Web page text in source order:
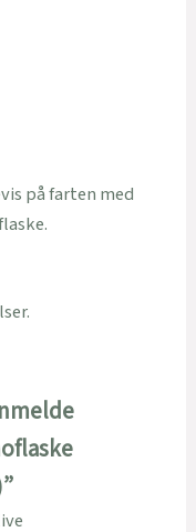
på farten med